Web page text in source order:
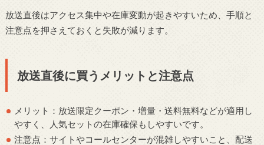
放送直後はアクセス集中や在庫変動が起きやすいため、手順と
注意点を押さえておくと失敗が減ります。
放送直後に買うメリットと注意点
メリット：放送限定クーポン・増量・送料無料などが適用し
やすく、人気セットの在庫確保もしやすいです。
注意点：サイトやコールセンターが混雑しやすいこと、配送